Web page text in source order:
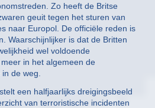
Zo heeft de Britse
geuit tegen het sturen van
naar Europol. De officiële reden is
Waarschijnlijker is dat de Britten
wel voldoende
in het algemeen de
de weg.
een halfjaarlijks dreigingsbeeld
van terroristische incidenten